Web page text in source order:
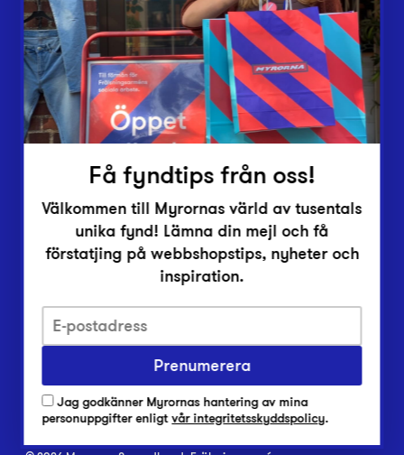
Vårt överskott
Inlämningsplatser
Om Myrorna
Lediga jobb
Pressrum
Integritetsskyddspolicy
Har du frågor om onlineköp, leverans eller retur?
Har du frågor om vår verksamhet?
Vanliga frågor om Myrorna
Få fyndtips från oss!
Välkommen till Myrornas värld av tusentals
unika fynd! Lämna din mejl och få
förstatjing på webbshopstips, nyheter och
inspiration.
Prenumerera
Jag godkänner Myrornas hantering av mina
personuppgifter enligtvår integritetsskyddspolicy.